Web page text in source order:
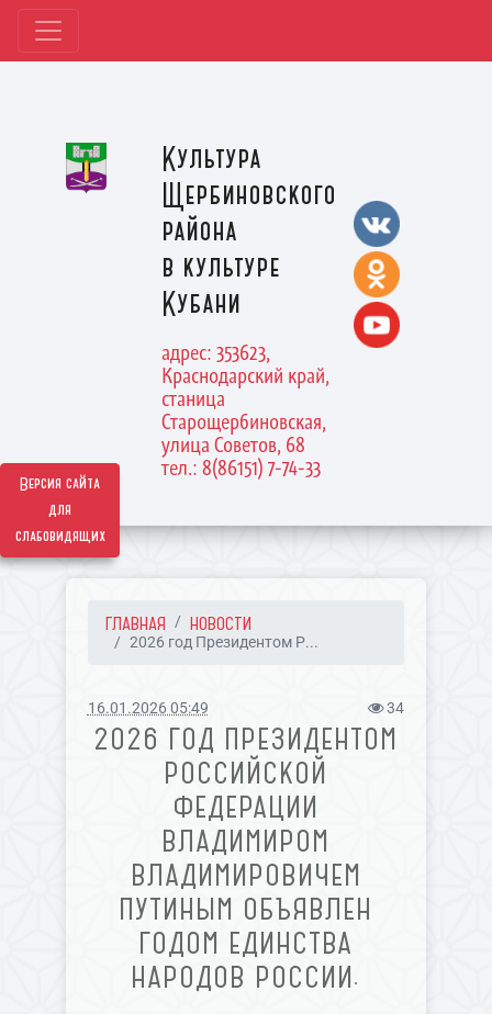
Версия сайта
для
слабовидящих
Культура
Щербиновского
района
в культуре
Кубани
адрес: 353623,
Краснодарский край,
станица
Старощербиновская,
улица Советов, 68
тел.: 8(86151) 7-74-33
ГЛАВНАЯ НОВОСТИ
2026 год Президентом Р...
16.01.2026 05:49 34
2026 ГОД ПРЕЗИДЕНТОМ
РОССИЙСКОЙ
ФЕДЕРАЦИИ
ВЛАДИМИРОМ
ВЛАДИМИРОВИЧЕМ
ПУТИНЫМ ОБЪЯВЛЕН
ГОДОМ ЕДИНСТВА
НАРОДОВ РОССИИ.